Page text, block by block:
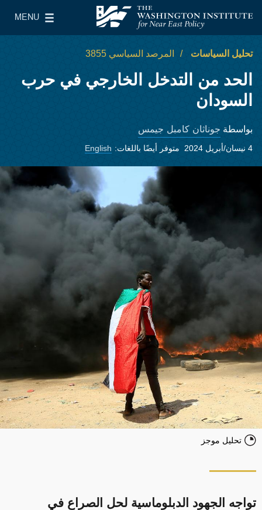
معهد واشنطن لسياسات الشرق الأدنى
MENU
Main Menu
تحليل السياسات المرصد السياسي 3855
الحد من التدخل الخارجي في حرب
السودان
بواسطة جوناثان كامبل جيمس
4 نيسان/أبريل 2024 متوفر أيضًا باللغات: English
تحليل موجز
تواجه الجهود الدبلوماسية لحل الصراع في